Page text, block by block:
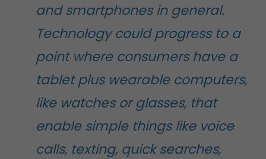
and smartphones in general.
Technology could progress to a
point where consumers have a
tablet plus wearable computers,
like watches or glasses, that
enable simple things like voice
calls, texting, quick searches,